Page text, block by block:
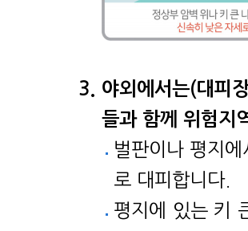
야외에서는(대피
들과 함께 위험지
벌판이나 평지
로 대피합니다.
평지에 있는 키